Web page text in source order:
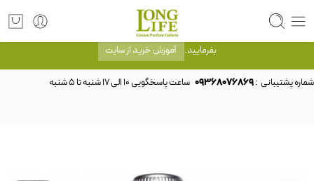
توجه! برند لانگ لایف رایحه های معروف را با شیشه و بسته بندی خود شرکت لانگ لایف
عرضه می کند.که با انتخاب حجم هر ادکلنی می توانید شیشه و بسته بندی را ملاحظه
بفرمایید. آموزش خرید از سایت
شماره پشتیبانی :09368076869